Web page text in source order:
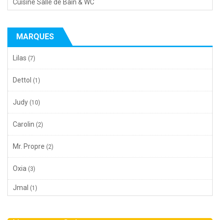
Cuisine Salle de Bain & WC
MARQUES
Lilas (7)
Dettol (1)
Judy (10)
Carolin (2)
Mr. Propre (2)
Oxia (3)
Jmal (1)